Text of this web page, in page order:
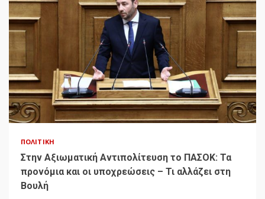
ΠΟΛΙΤΙΚΉ
Στην Αξιωματική Αντιπολίτευση το ΠΑΣΟΚ: Τα
προνόμια και οι υποχρεώσεις – Τι αλλάζει στη
Βουλή